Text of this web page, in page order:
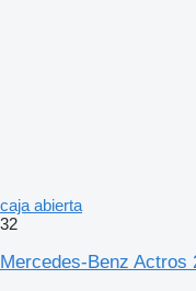
caja abierta
32
Mercedes-Benz Actros